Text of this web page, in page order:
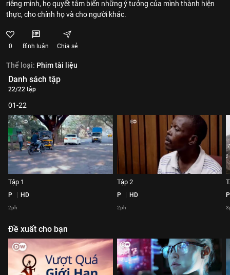
riêng mình, họ quyết tâm biến những ý tưởng của mình thành hiện
thực, cho chính họ và cho người khác.
0 Bình luận Chia sẻ
Thể loại: Phim tài liệu
Danh sách tập
22/22 tập
01-22
Tập 1
P HD
2ph
Tập 2
P HD
2ph
P
Đề xuất cho bạn